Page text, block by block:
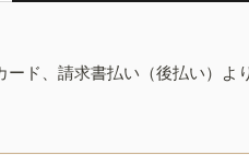
ド、請求書払い（後払い）よ